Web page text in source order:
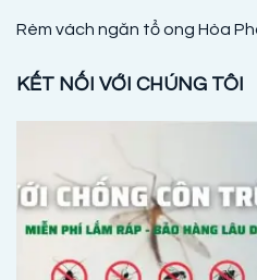
Rèm vách ngăn tổ ong Hòa
KẾT NỐI VỚI CHÚNG TÔI